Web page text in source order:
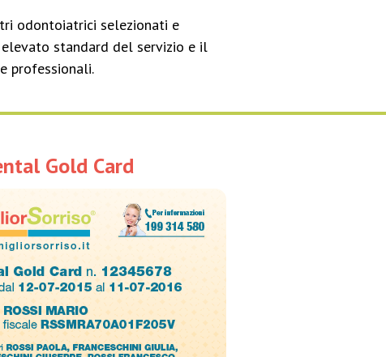
odontoiatrici selezionati e
standard del servizio e il
professionali.
Gold Card